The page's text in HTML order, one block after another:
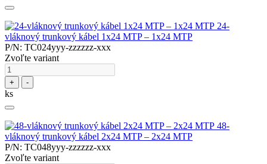
24-
vláknový trunkový kábel 1x24 MTP – 1x24 MTP
P/N: TC024yyy-zzzzzz-xxx
Zvoľte variant
+ -
ks
48-
vláknový trunkový kábel 2x24 MTP – 2x24 MTP
P/N: TC048yyy-zzzzzz-xxx
Zvoľte variant